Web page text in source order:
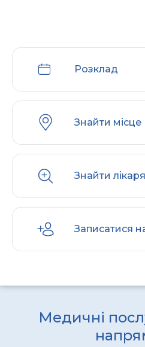
Розклад
Знайти місце
Знайти лікаря
Записатися
Медичні